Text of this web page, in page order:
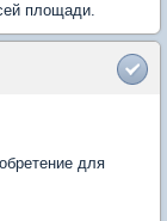
площади.
для